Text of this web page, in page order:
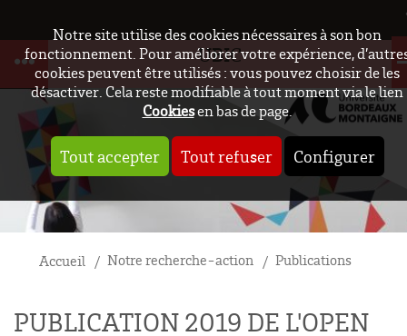
Notre site utilise des cookies nécessaires à son bon
fonctionnement. Pour améliorer votre expérience,
cookies peuvent être utilisés : vous pouvez choisir de les
désactiver. Cela reste modifiable à tout moment via le lien
Cookiesen bas de page.
Tout accepter Tout refuser Configurer
UBIC
Accueil Notre recherche-action Publications
PUBLICATION 2019 DE L'OPEN